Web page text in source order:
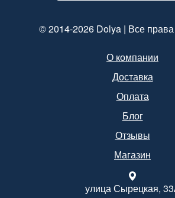
© 2014-2026 Dolya | Все
О компании
Доставка
Оплата
Блог
Отзывы
Магазин
улица Сырецкая,